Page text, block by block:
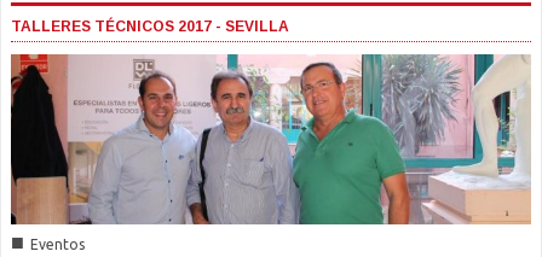
TALLERES TÉCNICOS 2017 - SEVILLA
■ Eventos